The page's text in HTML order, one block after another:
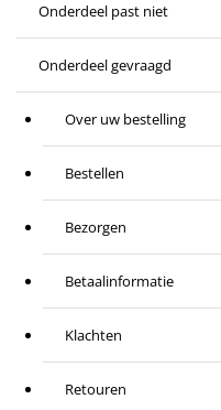
Onderdeel past niet
Onderdeel gevraagd
Over uw bestelling
Bestellen
Bezorgen
Betaalinformatie
Klachten
Retouren